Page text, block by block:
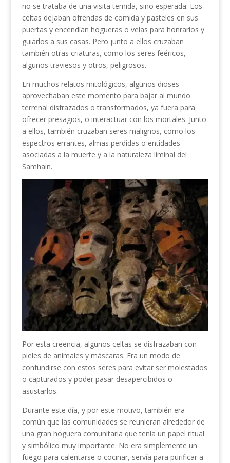
no se trataba de una visita temida, sino esperada. Los
celtas dejaban ofrendas de comida y pasteles en sus
puertas y encendían hogueras o velas para honrarlos y
guiarlos a sus casas. Pero junto a ellos cruzaban
también otras criaturas, como los seres feéricos,
algunos traviesos y otros, peligrosos.
En muchos relatos mitológicos, algunos dioses
aprovechaban este momento para bajar al mundo
terrenal disfrazados o transformados, ya fuera para
ofrecer presagios, o interactuar con los mortales. Junto
a ellos, también cruzaban seres malignos, como los
espectros errantes, almas perdidas o entidades
asociadas a la muerte y a la naturaleza liminal del
Samhain.
Por esta creencia, algunos celtas se disfrazaban con
pieles de animales y máscaras. Era un modo de
confundirse con estos seres para evitar ser molestados
o capturados y poder pasar desapercibidos o
asustarlos.
Durante este día, y por este motivo, también era
común que las comunidades se reunieran alrededor de
una gran hoguera comunitaria que tenía un papel ritual
y simbólico muy importante. No era simplemente un
fuego para calentarse o cocinar, servía para purificar a